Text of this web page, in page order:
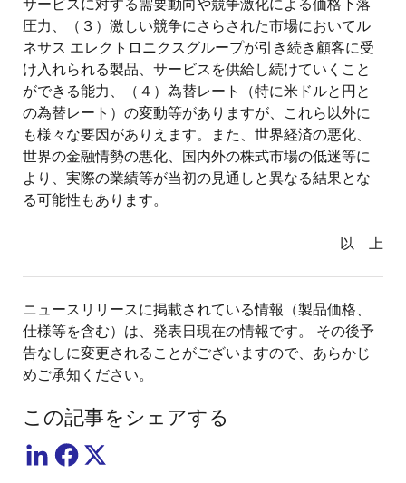
サービスに対する需要動向や競争激化による価格下落
圧力、（３）激しい競争にさらされた市場においてル
ネサス エレクトロニクスグループが引き続き顧客に受
け入れられる製品、サービスを供給し続けていくこと
ができる能力、（４）為替レート（特に米ドルと円と
の為替レート）の変動等がありますが、これら以外に
も様々な要因がありえます。また、世界経済の悪化、
世界の金融情勢の悪化、国内外の株式市場の低迷等に
より、実際の業績等が当初の見通しと異なる結果とな
る可能性もあります。
以 上
ニュースリリースに掲載されている情報（製品価格、
仕様等を含む）は、発表日現在の情報です。 その後予
告なしに変更されることがございますので、あらかじ
めご承知ください。
この記事をシェアする